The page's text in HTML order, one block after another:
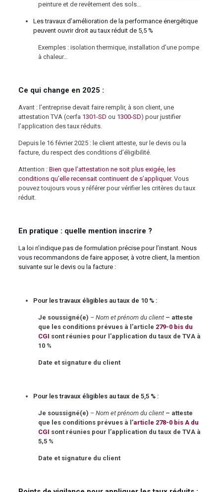
peinture et de revêtement des sols…
Les travaux d’amélioration de la performance énergétique
peuvent ouvrir droit au taux réduit de 5,5 %
Exemples : isolation thermique, installation d’une pompe
à chaleur…
Ce qui change en 2025 :
Avant : l’entreprise devait faire remplir, à son client, une
attestation TVA (cerfa 1301-SD ou 1300-SD) pour justifier
l’application des taux réduits.
Depuis le 16 février 2025 : le client atteste, sur le devis ou la
facture, du respect des conditions d’éligibilité.
Attention : Bien que l’attestation ne soit plus exigée, les
conditions qu’elle recensait continuent de s’appliquer. Vous
pouvez toujours vous y référer pour vérifier les critères du taux
réduit.
En pratique : quelle mention inscrire ?
La loi n’indique pas de formulation précise pour l’instant. Nous
vous recommandons de faire apposer, à votre client, la mention
suivante sur le devis ou la facture :
Pour les travaux éligibles au taux de 10 % :
Je soussigné(e) – Nom et prénom du client – atteste
que les conditions prévues à l’article 279-0 bis du
CGI sont réunies pour l’application du taux de TVA à
10 %
Date et signature du client
Pour les travaux éligibles au taux de 5,5 % :
Je soussigné(e) – Nom et prénom du client – atteste
que les conditions prévues à l’article 278-0 bis A du
CGI sont réunies pour l’application du taux de TVA à
5,5 %
Date et signature du client